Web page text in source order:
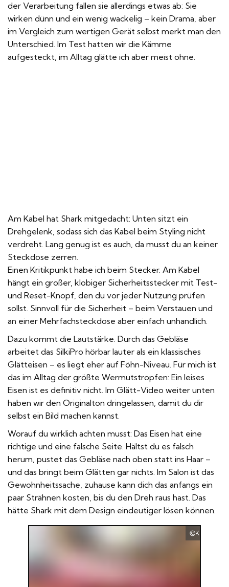
der Verarbeitung fallen sie allerdings etwas ab: Sie
wirken dünn und ein wenig wackelig – kein Drama, aber
im Vergleich zum wertigen Gerät selbst merkt man den
Unterschied. Im Test hatten wir die Kämme
aufgesteckt, im Alltag glätte ich aber meist ohne.
Am Kabel hat Shark mitgedacht: Unten sitzt ein
Drehgelenk, sodass sich das Kabel beim Styling nicht
verdreht. Lang genug ist es auch, da musst du an keiner
Steckdose zerren.
Einen Kritikpunkt habe ich beim Stecker. Am Kabel
hängt ein großer, klobiger Sicherheitsstecker mit Test-
und Reset-Knopf, den du vor jeder Nutzung prüfen
sollst. Sinnvoll für die Sicherheit – beim Verstauen und
an einer Mehrfachsteckdose aber einfach unhandlich.
Dazu kommt die Lautstärke. Durch das Gebläse
arbeitet das SilkiPro hörbar lauter als ein klassisches
Glätteisen – es liegt eher auf Föhn-Niveau. Für mich ist
das im Alltag der größte Wermutstropfen: Ein leises
Eisen ist es definitiv nicht. Im Glätt-Video weiter unten
haben wir den Originalton dringelassen, damit du dir
selbst ein Bild machen kannst.
Worauf du wirklich achten musst: Das Eisen hat eine
richtige und eine falsche Seite. Hältst du es falsch
herum, pustet das Gebläse nach oben statt ins Haar –
und das bringt beim Glätten gar nichts. Im Salon ist das
Gewohnheitssache, zuhause kann dich das anfangs ein
paar Strähnen kosten, bis du den Dreh raus hast. Das
hätte Shark mit dem Design eindeutiger lösen können.
Kramer